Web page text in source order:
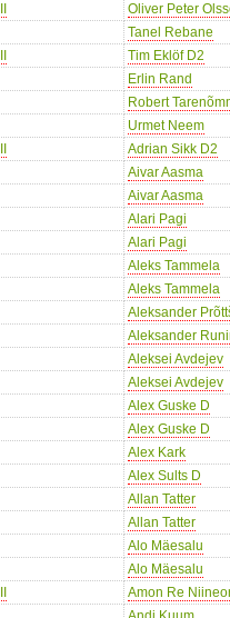
Oliver Peter
Tanel Rebane
Tim Eklöf D2
Erlin Rand
Robert
Urmet Neem
Adrian Sikk D2
Aivar Aasma
Aivar Aasma
Alari Pagi
Alari Pagi
Aleks Tammela
Aleks Tammela
Aleksander
Aleksander
Aleksei Avdejev
Aleksei Avdejev
Alex Guske D
Alex Guske D
Alex Kark
Alex Sults D
Allan Tatter
Allan Tatter
Alo Mäesalu
Alo Mäesalu
Amon Re